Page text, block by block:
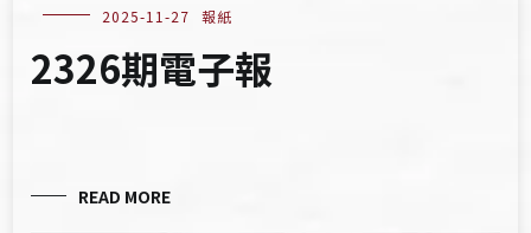
2025-11-27 報紙
2326期電子報
READ MORE